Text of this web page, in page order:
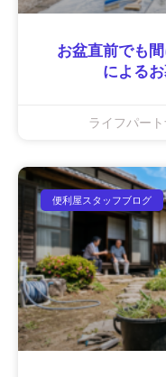
お盆直前でも
による
ライフパー
便利屋スタッフブログ